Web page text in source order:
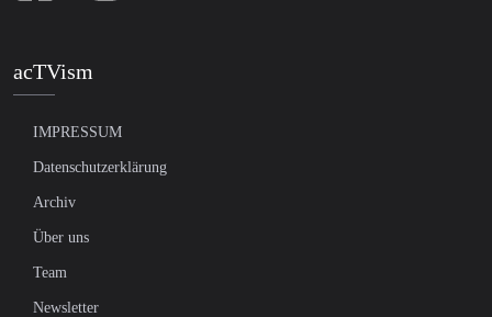
acTVism
IMPRESSUM
Datenschutzerklärung
Archiv
Über uns
Team
Newsletter